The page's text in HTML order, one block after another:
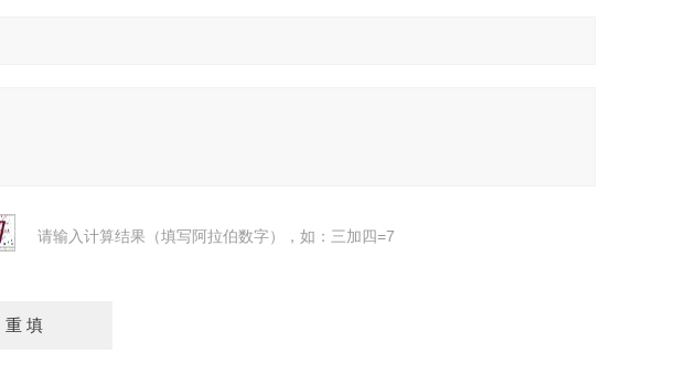
请输入计算结果（填写阿拉伯数字），如：三加四=7